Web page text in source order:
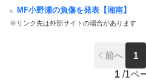
MF小野瀬の負傷を発表【湘南】
※リンク先は外部サイトの場合があります
前へ 1
1 /1ペ